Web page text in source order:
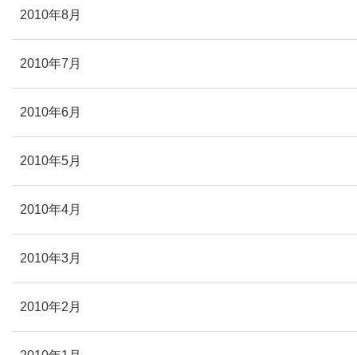
2010年8月
2010年7月
2010年6月
2010年5月
2010年4月
2010年3月
2010年2月